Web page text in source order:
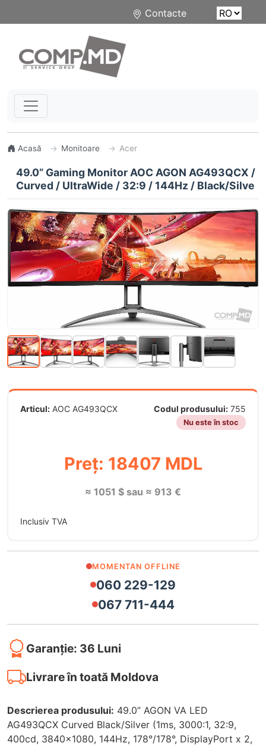
Contacte
Acasă Monitoare Acer
49.0” Gaming Monitor AOC AGON AG493QCX /
Curved / UltraWide / 32:9 / 144Hz / Black/Silve
Articul: AOC AG493QCX Codul produsului: 755
Nu este în stoc
Preț: 18407 MDL
≈ 1051 $ sau ≈ 913 €
Inclusiv TVA
MOMENTAN OFFLINE
060 229-129
067 711-444
Garanție: 36 Luni
Livrare în toată Moldova
Descrierea produsului: 49.0” AGON VA LED
AG493QCX Curved Black/Silver (1ms, 3000:1, 32:9,
400cd, 3840x1080, 144Hz, 178°/178°, DisplayPort x 2,